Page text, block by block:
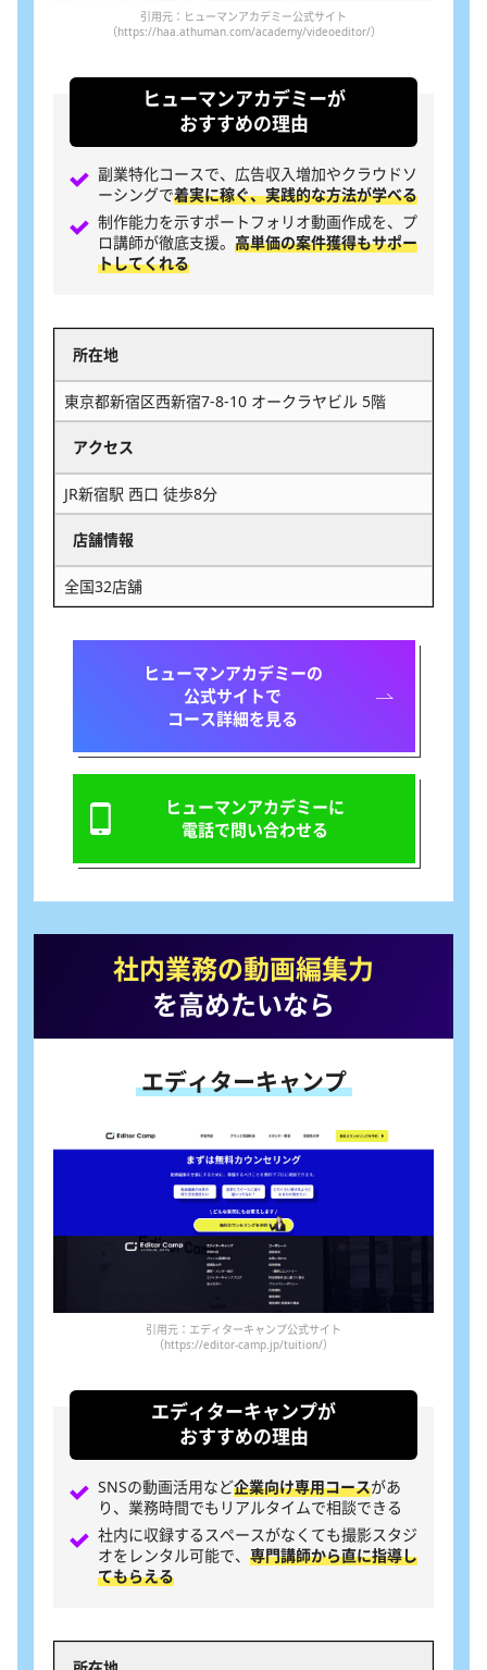
引用元：ヒューマンアカデミー公式サイト
（https://haa.athuman.com/academy/videoeditor/）
ヒューマンアカデミーが
おすすめの理由
副業特化コースで、広告収入増加やクラウドソ
ーシングで着実に稼ぐ、実践的な方法が学べる
制作能力を示すポートフォリオ動画作成を、プ
ロ講師が徹底支援。 高単価の案件獲得もサポー
トしてくれる
所在地
東京都新宿区西新宿7-8-10 オークラヤビル 5階
アクセス
JR新宿駅 西口 徒歩8分
店舗情報
全国32店舗
ヒューマンアカデミーの
公式サイトで
コース詳細を見る
ヒューマンアカデミーに
電話で問い合わせる
社内業務の動画編集力
を高めたいなら
エディターキャンプ
引用元：エディターキャンプ公式サイト
（https://editor-camp.jp/tuition/）
エディターキャンプが
おすすめの理由
SNSの動画活用など企業向け専用コースがあ
り、業務時間でもリアルタイムで相談できる
社内に収録するスペースがなくても撮影スタジ
オをレンタル可能で、 専門講師から直に指導し
てもらえる